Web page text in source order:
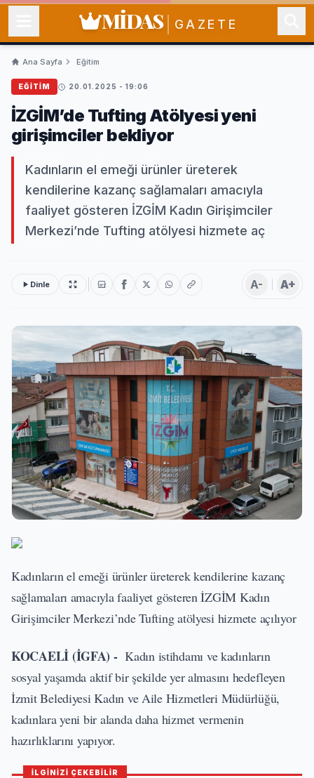
MİDAS GAZETE
Ana Sayfa Eğitim
EĞITIM 20.01.2025 - 19:06
İZGİM’de Tufting Atölyesi yeni
girişimciler bekliyor
Kadınların el emeği ürünler üreterek
kendilerine kazanç sağlamaları amacıyla
faaliyet gösteren İZGİM Kadın Girişimciler
Merkezi’nde Tufting atölyesi hizmete aç
Dinle A- A+
Kadınların el emeği ürünler üreterek kendilerine kazanç
sağlamaları amacıyla faaliyet gösteren İZGİM Kadın
Girişimciler Merkezi’nde Tufting atölyesi hizmete açılıyor
KOCAELİ (İGFA) -Kadın istihdamı ve kadınların
sosyal yaşamda aktif bir şekilde yer almasını hedefleyen
İzmit Belediyesi Kadın ve Aile Hizmetleri Müdürlüğü,
kadınlara yeni bir alanda daha hizmet vermenin
hazırlıklarını yapıyor.
İLGİNİZİ ÇEKEBİLİR